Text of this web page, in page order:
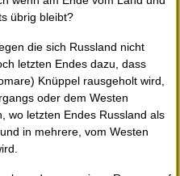
übrig bleibt?
die sich Russland nicht
letzten Endes dazu, dass
Knüppel rausgeholt wird,
oder dem Westen
wo letzten Endes Russland als
in mehrere, vom Westen